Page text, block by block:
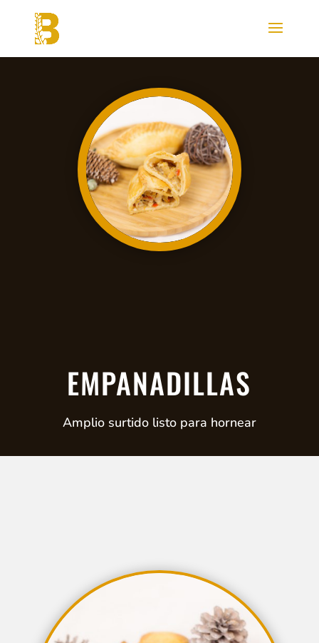
EMPANADILLAS
Amplio surtido listo para hornear